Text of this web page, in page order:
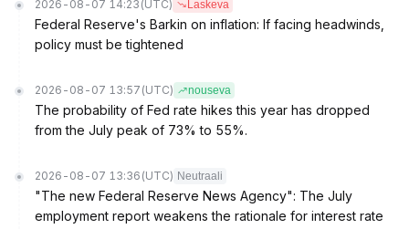
2026-08-07 14:23 (UTC) Laskeva
Federal Reserve's Barkin on inflation: If facing headwinds,
policy must be tightened
2026-08-07 13:57 (UTC) nouseva
The probability of Fed rate hikes this year has dropped
from the July peak of 73% to 55%.
2026-08-07 13:36 (UTC) Neutraali
"The new Federal Reserve News Agency": The July
employment report weakens the rationale for interest rate